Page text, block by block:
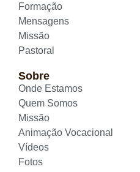
Formação
Mensagens
Missão
Pastoral
Sobre
Onde Estamos
Quem Somos
Missão
Animação Vocacional
Vídeos
Fotos